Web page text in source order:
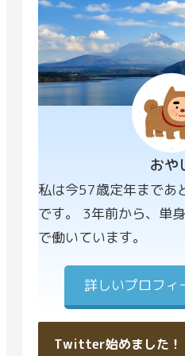
プロフィ
ル画像
おや
私は今57歳定年まであ
です。 3年前から、単
で働いています。
詳しいプロフィ
Twitter始めました！